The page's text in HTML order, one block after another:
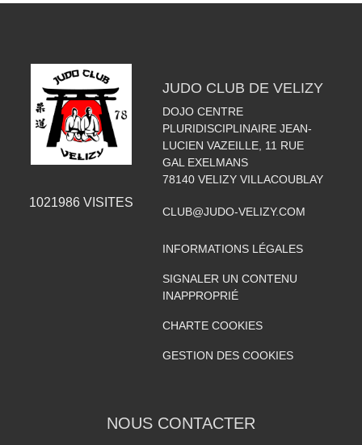
1021986VISITES
JUDO CLUB DE VELIZY
DOJO CENTRE
PLURIDISCIPLINAIRE JEAN-
LUCIEN VAZEILLE, 11 RUE
GAL EXELMANS
78140 VELIZY VILLACOUBLAY
CLUB@JUDO-VELIZY.COM
INFORMATIONS LÉGALES
SIGNALER UN CONTENU
INAPPROPRIÉ
CHARTE COOKIES
GESTION DES COOKIES
NOUS CONTACTER